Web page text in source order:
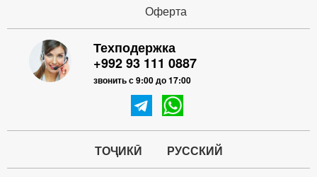
Оферта
Техподержка
+992 93 111 0887
звонить с 9:00 до 17:00
ТОҶИКӢ РУССКИЙ